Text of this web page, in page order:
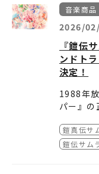
s://
TVアニメ
TVアニ
cial/
※TikTok
※公開期
夢を
My
雨あが
サム
条武蔵
サムラ
瀬歩、北
郎
店舗別特
アニメイ
vol.2購
ト（龍
vol.2購入
vol.2購
角)
ゲーマー
※特典は
ます。あ
セブンネ
型
楽天ブッ
特典な
➡
音楽商品
2026/
『鎧伝
ンドト
決定！
1988年
パー』の
伝サムラ
ラック集
『鎧伝サ
ドトラッ
【メーカ
鎧真伝サ
鎧伝サム